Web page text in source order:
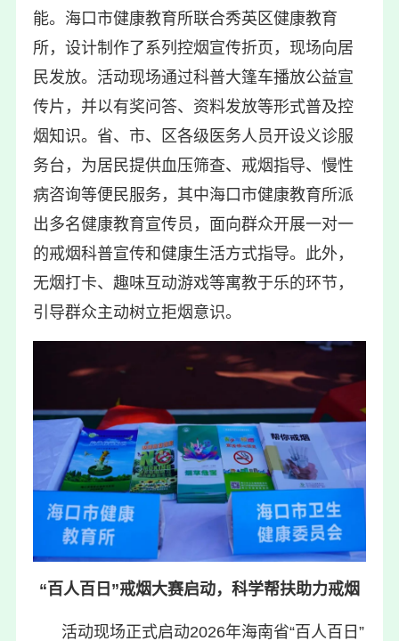
能。海口市健康教育所联合秀英区健康教育
所，设计制作了系列控烟宣传折页，现场向居
民发放。活动现场通过科普大篷车播放公益宣
传片，并以有奖问答、资料发放等形式普及控
烟知识。省、市、区各级医务人员开设义诊服
务台，为居民提供血压筛查、戒烟指导、慢性
病咨询等便民服务，其中海口市健康教育所派
出多名健康教育宣传员，面向群众开展一对一
的戒烟科普宣传和健康生活方式指导。此外，
无烟打卡、趣味互动游戏等寓教于乐的环节，
引导群众主动树立拒烟意识。
“百人百日”戒烟大赛启动，科学帮扶助力戒烟
活动现场正式启动2026年海南省“百人百日”